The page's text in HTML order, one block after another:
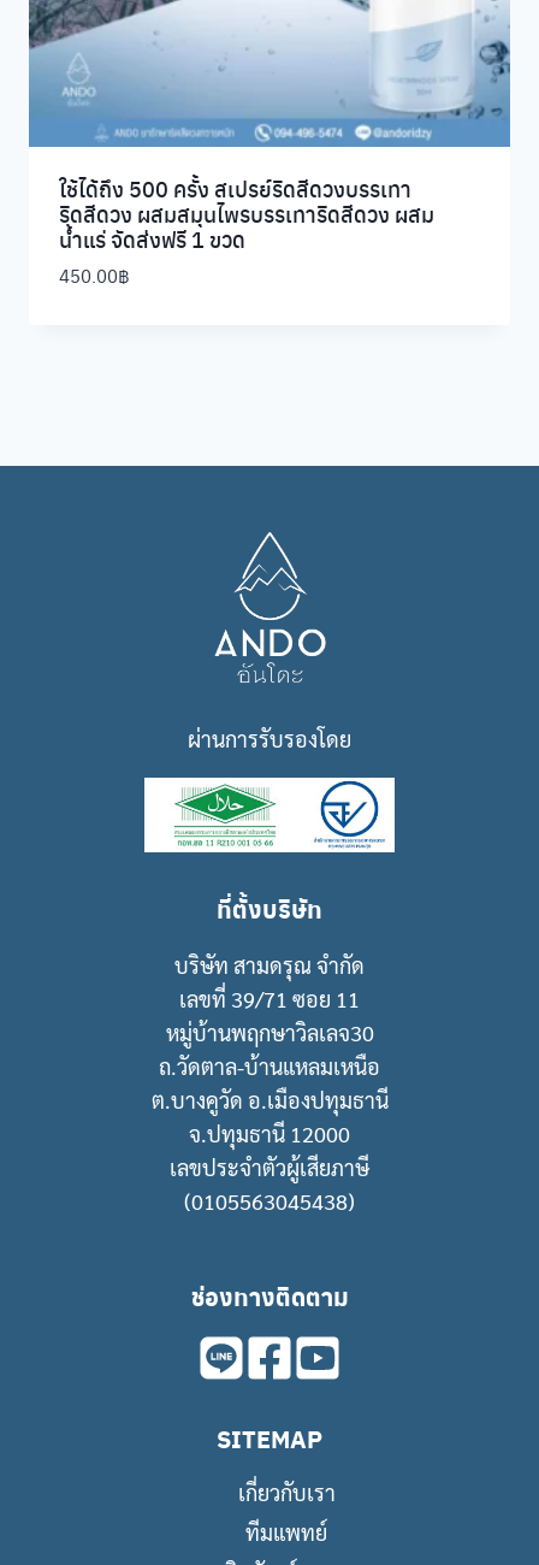
ใช้ได้ถึง 500 ครั้ง สเปรย์ริดสีดวงบรรเทา
ริดสีดวง ผสมสมุนไพรบรรเทาริดสีดวง ผสม
น้ำแร่ จัดส่งฟรี 1 ขวด
450.00฿
ผ่านการรับรองโดย
ที่ตั้งบริษัท
บริษัท สามดรุณ จำกัด
เลขที่ 39/71 ซอย 11
หมู่บ้านพฤกษาวิลเลจ30
ถ.วัดตาล-บ้านแหลมเหนือ
ต.บางคูวัด อ.เมืองปทุมธานี
จ.ปทุมธานี 12000
เลขประจำตัวผู้เสียภาษี
(0105563045438)
ช่องทางติดตาม
SITEMAP
เกี่ยวกับเรา
ทีมแพทย์